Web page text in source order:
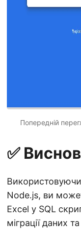
Попередній
✅
Node.js, ви
Excel у SQL
міграції даних